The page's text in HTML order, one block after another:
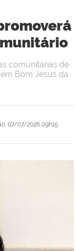
: 07/07/2026 09h15
comunitárias de
Bom Jesus da